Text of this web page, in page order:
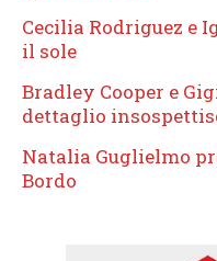
Cecilia Rodriguez e
il sole
Bradley Cooper e
dettaglio
Natalia Guglielmo
Bordo